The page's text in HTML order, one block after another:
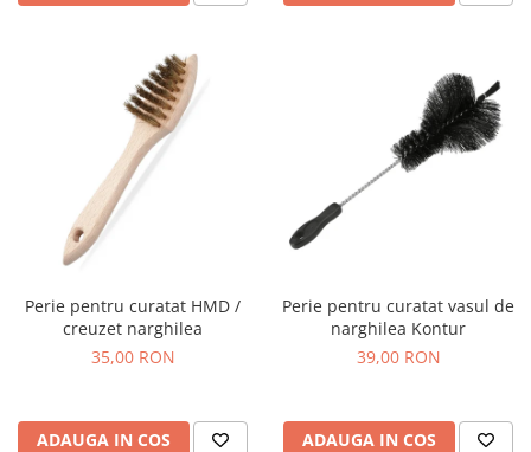
Perie pentru curatat HMD /
creuzet narghilea
35,00 RON
ADAUGA IN COS
Perie pentru curatat vasul de
narghilea Kontur
39,00 RON
ADAUGA IN COS